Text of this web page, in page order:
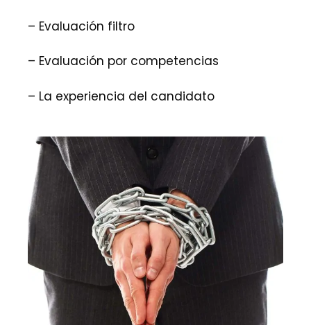
– Evaluación filtro
– Evaluación por competencias
– La experiencia del candidato